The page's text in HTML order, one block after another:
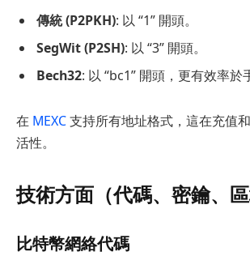
傳統 (P2PKH): 以 “1” 開頭。
SegWit (P2SH): 以 “3” 開頭。
Bech32: 以 “bc1” 開頭，更有效率於
在 MEXC支持所有地址格式，這在充值
活性。
技術方面（代碼、密鑰、區
比特幣網絡代碼